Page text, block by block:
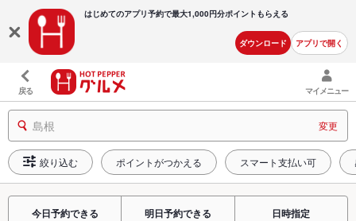
はじめてのアプリ予約で最大1,000円分ポイントもらえる
ダウンロード アプリで開く
戻る マイメニュー
島根 変更
絞り込む ポイントがつかえる スマート支払い可
今日予約できる 明日予約できる 日時指定